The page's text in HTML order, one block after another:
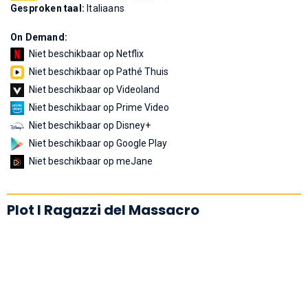
Gesproken taal: Italiaans
On Demand:
Niet beschikbaar op Netflix
Niet beschikbaar op Pathé Thuis
Niet beschikbaar op Videoland
Niet beschikbaar op Prime Video
Niet beschikbaar op Disney+
Niet beschikbaar op Google Play
Niet beschikbaar op meJane
Plot I Ragazzi del Massacro